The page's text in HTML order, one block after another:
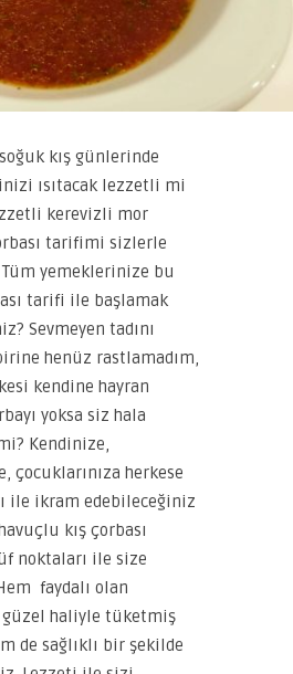
kış günlerinde
ısıtacak lezzetli mi
kerevizli mor
tarifimi sizlerle
Tüm yemeklerinize bu
tarifi ile başlamak
Sevmeyen tadını
henüz rastlamadım,
kendine hayran
yoksa siz hala
Kendinize,
çocuklarınıza herkese
ile ikram edebileceğiniz
kış çorbası
noktaları ile size
faydalı olan
haliyle tüketmiş
de sağlıklı bir şekilde